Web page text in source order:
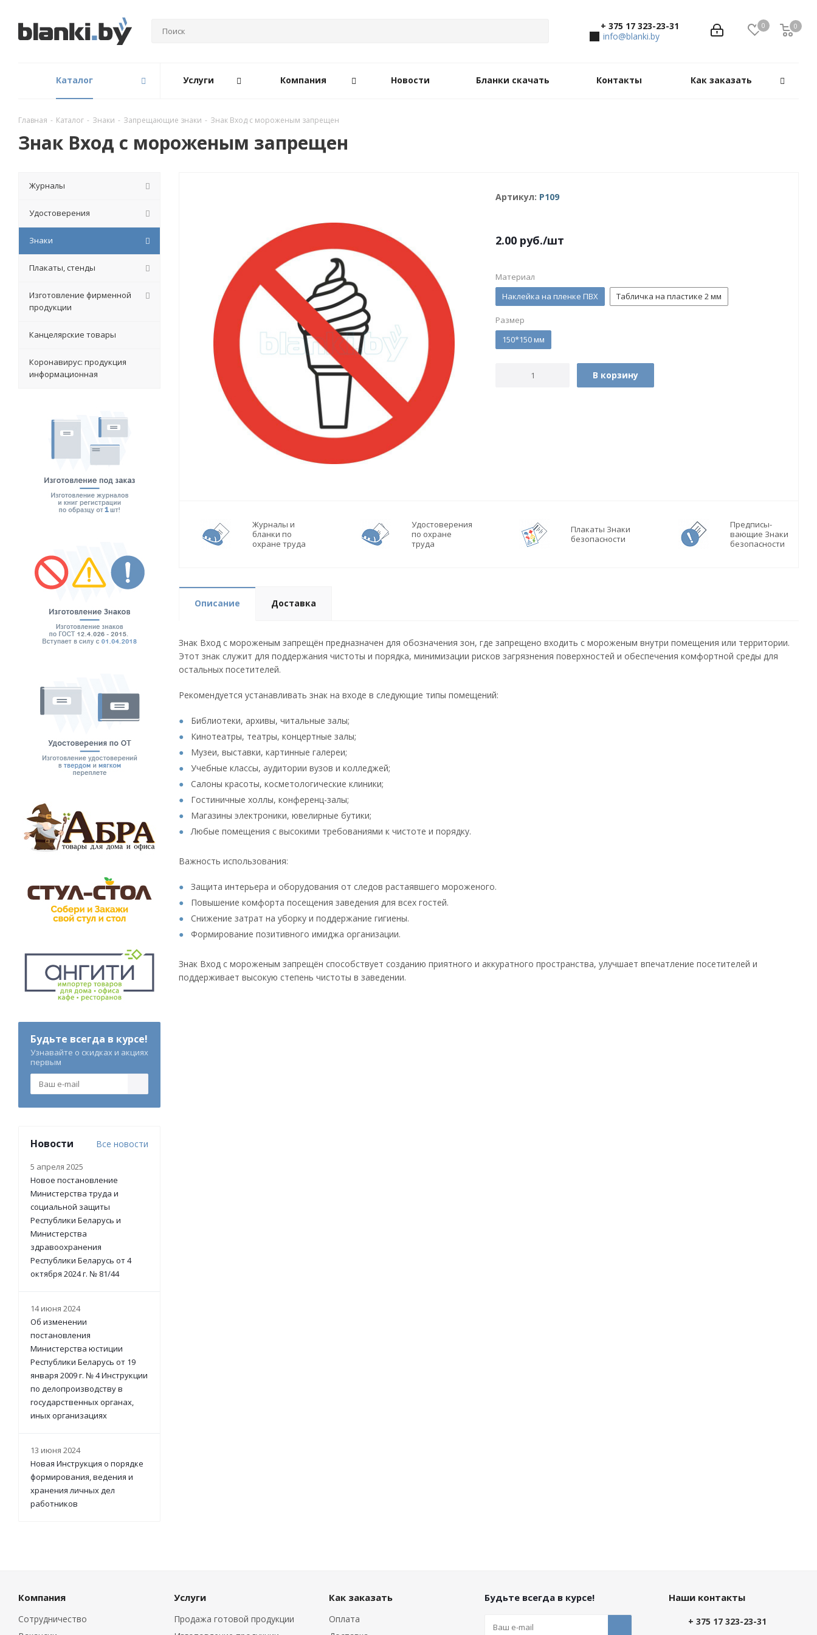
0 0
0
+ 375 17 323-23-31
info@blanki.by
Каталог Услуги Компания Новости Бланки скачать Контакты Как заказать
Главная - Каталог - Знаки - Запрещающие знаки - Знак Вход с мороженым запрещен
Знак Вход с мороженым запрещен
Артикул: Р109
2.00 руб./шт
Материал
Наклейка на пленке ПВХ
Табличка на пластике 2 мм
Размер
150*150 мм
В корзину
Журналы и
бланки по
охране труда
Удостоверения
по охране
труда
Плакаты Знаки
безопасности
Предписы-
вающие Знаки
безопасности
Описание Доставка
Знак Вход с мороженым запрещён предназначен для обозначения зон, где запрещено входить с мороженым внутри помещения или территории.
Этот знак служит для поддержания чистоты и порядка, минимизации рисков загрязнения поверхностей и обеспечения комфортной среды для
остальных посетителей.
Рекомендуется устанавливать знак на входе в следующие типы помещений:
Библиотеки, архивы, читальные залы;
Кинотеатры, театры, концертные залы;
Музеи, выставки, картинные галереи;
Учебные классы, аудитории вузов и колледжей;
Салоны красоты, косметологические клиники;
Гостиничные холлы, конференц-залы;
Магазины электроники, ювелирные бутики;
Любые помещения с высокими требованиями к чистоте и порядку.
Важность использования:
Защита интерьера и оборудования от следов растаявшего мороженого.
Повышение комфорта посещения заведения для всех гостей.
Снижение затрат на уборку и поддержание гигиены.
Формирование позитивного имиджа организации.
Знак Вход с мороженым запрещён способствует созданию приятного и аккуратного пространства, улучшает впечатление посетителей и
поддерживает высокую степень чистоты в заведении.
Журналы
Удостоверения
Знаки
Плакаты, стенды
Изготовление фирменной
продукции
Канцелярские товары
Коронавирус: продукция
информационная
Будьте всегда в курсе!
Узнавайте о скидках и акциях
первым
Новости Все новости
5 апреля 2025
Новое постановление
Министерства труда и
социальной защиты
Республики Беларусь и
Министерства
здравоохранения
Республики Беларусь от 4
октября 2024 г. № 81/44
14 июня 2024
Об изменении
постановления
Министерства юстиции
Республики Беларусь от 19
января 2009 г. № 4 Инструкции
по делопроизводству в
государственных органах,
иных организациях
13 июня 2024
Новая Инструкция о порядке
формирования, ведения и
хранения личных дел
работников
Компания
Сотрудничество
Услуги
Продажа готовой продукции
Как заказать
Оплата
Будьте всегда в курсе! Наши контакты
+ 375 17 323-23-31